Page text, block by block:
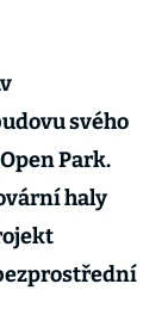
svého
Park.
haly